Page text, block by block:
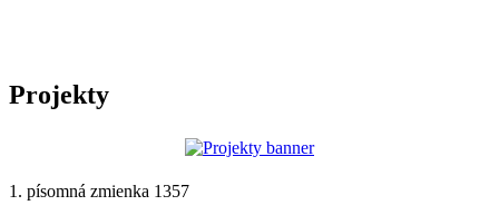
Projekty
1. písomná zmienka 1357